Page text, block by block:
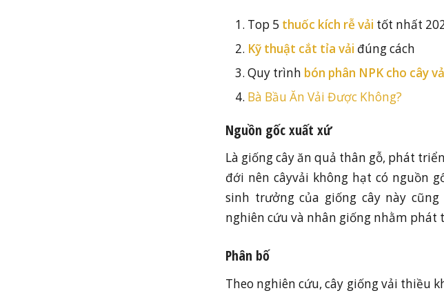
Top 5 thuốc kích rễ vải tốt nhất
Kỹ thuật cắt tỉa vải đúng cách
Quy trình bón phân NPK cho cây
Bà Bầu Ăn Vải Được Không?
Nguồn gốc xuất xứ
Là giống cây ăn quả thân gỗ, phát
đới nên câyvải không hạt có nguồn
sinh trưởng của giống cây này
nghiên cứu và nhân giống nhằm
Phân bố
Theo nghiên cứu, cây giống vải thiều